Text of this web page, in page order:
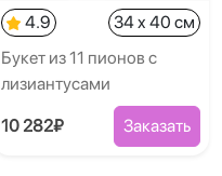
4.9
34 x 40 см
Букет из 11 пионов с
лизиантусами
10 282₽ Заказать